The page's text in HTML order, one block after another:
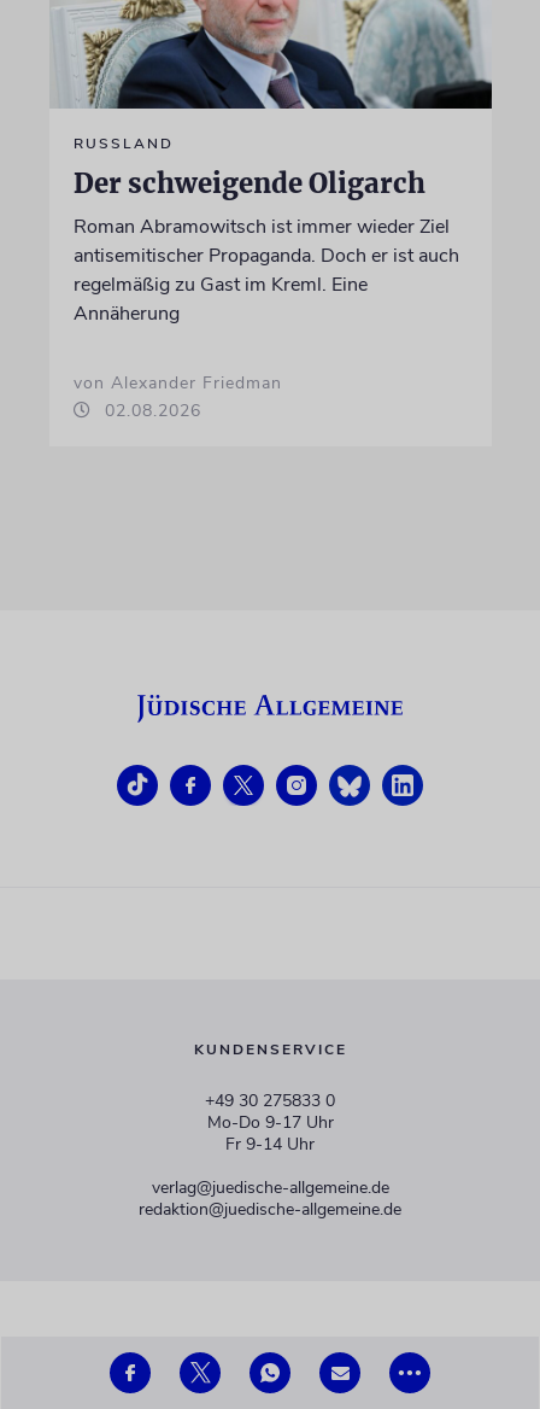
•••
RUSSLAND
Der schweigende Oligarch
Roman Abramowitsch ist immer wieder Ziel
antisemitischer Propaganda. Doch er ist auch
regelmäßig zu Gast im Kreml. Eine
Annäherung
von Alexander Friedman
02.08.2026
KUNDENSERVICE
+49 30 275833 0
Mo-Do 9-17 Uhr
Fr 9-14 Uhr
verlag@juedische-allgemeine.de
redaktion@juedische-allgemeine.de
Mediadaten